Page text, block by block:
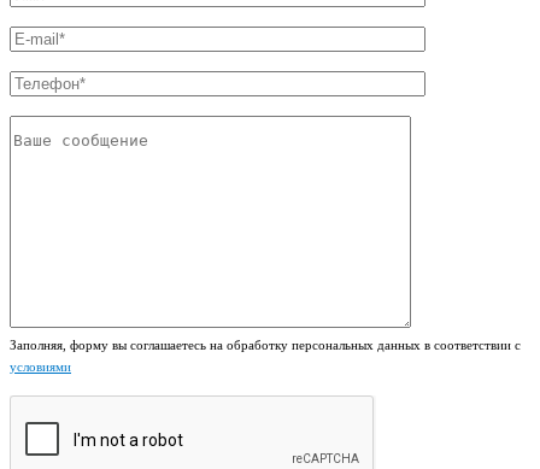
Заполняя, форму вы соглашаетесь на обработку персональных данных в соответствии с
условиями